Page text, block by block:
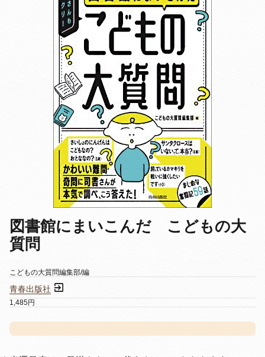
図書館にまいこんだ こどもの大
質問
こどもの大質問編集部/編
青春出版社
1,485円